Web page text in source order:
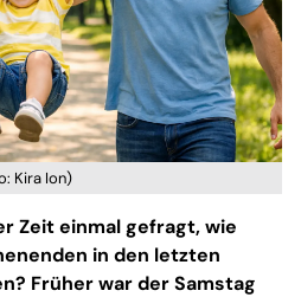
Kira Ion)
Zeit einmal gefragt, wie
in den letzten
Früher war der Samstag